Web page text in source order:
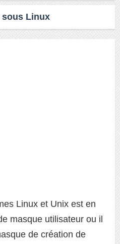
sous Linux
Linux et Unix est en
masque utilisateur ou il
de création de